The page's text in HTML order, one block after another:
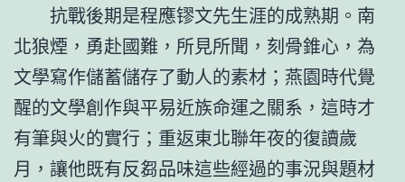
抗戰後期是程應镠文先生涯的成熟期。南
北狼煙，勇赴國難，所見所聞，刻骨錐心，為
文學寫作儲蓄儲存了動人的素材；燕園時代覺
醒的文學創作與平易近族命運之關系，這時才
有筆與火的實行；重返東北聯年夜的復讀歲
月，讓他既有反芻品味這些經過的事況與題材